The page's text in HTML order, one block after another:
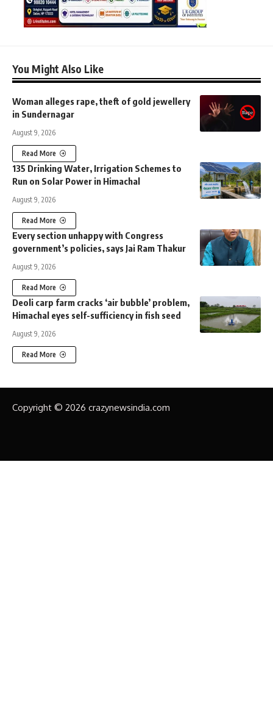
You Might Also Like
Woman alleges rape, theft of gold jewellery
in Sundernagar
August 9, 2026
Read More
135 Drinking Water, Irrigation Schemes to
Run on Solar Power in Himachal
August 9, 2026
Read More
Every section unhappy with Congress
government’s policies, says Jai Ram Thakur
August 9, 2026
Read More
Deoli carp farm cracks ‘air bubble’ problem,
Himachal eyes self-sufficiency in fish seed
August 9, 2026
Read More
Copyright © 2026 crazynewsindia.com